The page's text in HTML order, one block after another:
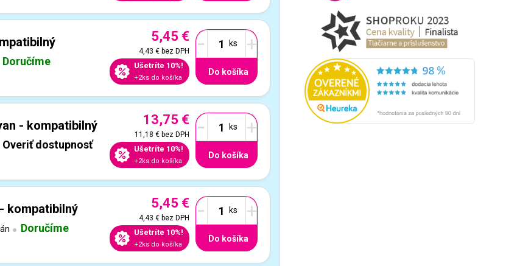
Doručíme
5,45 €
4,43 €bez DPH
Ušetríte 10%!
+2ks do košíka
- +
Do košíka
- kompatibilný
Overiť dostupnosť
13,75 €
11,18 €bez DPH
Ušetríte 10%!
+2ks do košíka
- +
Do košíka
kompatibilný
Doručíme
5,45 €
4,43 €bez DPH
Ušetríte 10%!
+2ks do košíka
- +
Do košíka